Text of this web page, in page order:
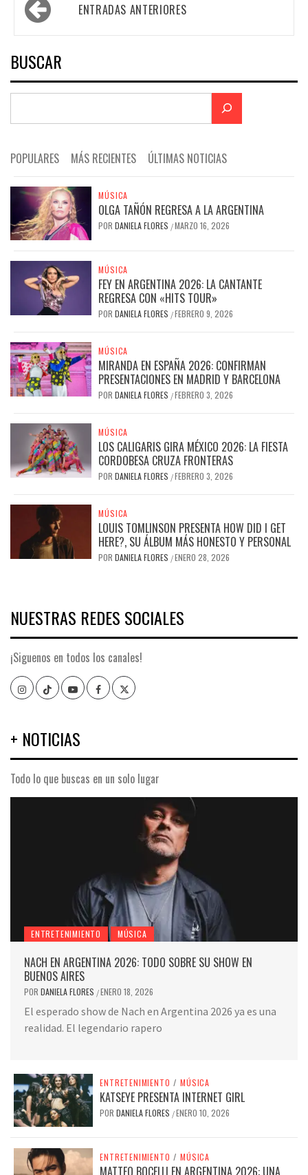
de ENTRADAS ANTERIORES
BUSCAR
POPULARES MÁS RECIENTES ÚLTIMAS NOTICIAS
MÚSICA
OLGA TAÑÓN REGRESA A LA ARGENTINA
POR DANIELA FLORES /MARZO 16, 2026
MÚSICA
FEY EN ARGENTINA 2026: LA CANTANTE
REGRESA CON «HITS TOUR»
POR DANIELA FLORES /FEBRERO 9, 2026
MÚSICA
MIRANDA EN ESPAÑA 2026: CONFIRMAN
PRESENTACIONES EN MADRID Y BARCELONA
POR DANIELA FLORES /FEBRERO 3, 2026
MÚSICA
LOS CALIGARIS GIRA MÉXICO 2026: LA FIESTA
CORDOBESA CRUZA FRONTERAS
POR DANIELA FLORES /FEBRERO 3, 2026
MÚSICA
LOUIS TOMLINSON PRESENTA HOW DID I GET
HERE?, SU ÁLBUM MÁS HONESTO Y PERSONAL
POR DANIELA FLORES /ENERO 28, 2026
NUESTRAS REDES SOCIALES
¡Siguenos en todos los canales!
InstagramTikTokYouTubeFacebookTwitter
+ NOTICIAS
Todo lo que buscas en un solo lugar
ENTRETENIMIENTO MÚSICA
NACH EN ARGENTINA 2026: TODO SOBRE SU SHOW EN
BUENOS AIRES
POR DANIELA FLORES /ENERO 18, 2026
El esperado show de Nach en Argentina 2026 ya es una
realidad. El legendario rapero
ENTRETENIMIENTO / MÚSICA
KATSEYE PRESENTA INTERNET GIRL
POR DANIELA FLORES /ENERO 10, 2026
ENTRETENIMIENTO / MÚSICA